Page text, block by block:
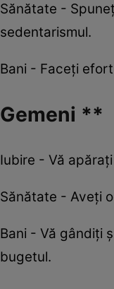
Sănătate -
sedentarismul.
Bani - Faceţi
Gemeni **
Iubire - Vă
Sănătate - Aveți
Bani - Vă gândiți
bugetul.